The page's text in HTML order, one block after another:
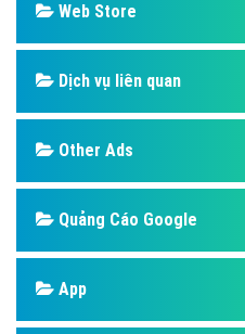
Web Store
Dịch vụ liên quan
Other Ads
Quảng Cáo Google
App